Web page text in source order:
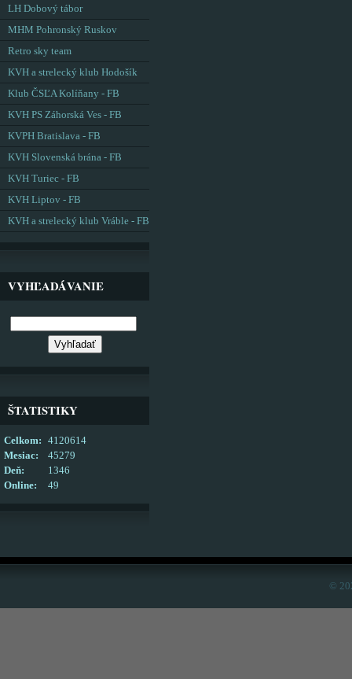
LH Dobový tábor
MHM Pohronský Ruskov
Retro sky team
KVH a strelecký klub Hodošík
Klub ČSĽA Kolíňany - FB
KVH PS Záhorská Ves - FB
KVPH Bratislava - FB
KVH Slovenská brána - FB
KVH Turiec - FB
KVH Liptov - FB
KVH a strelecký klub Vráble - FB
VYHĽADÁVANIE
ŠTATISTIKY
Online: 49
Celkom:
4120614
Mesiac:
45279
Deň:
1346
©